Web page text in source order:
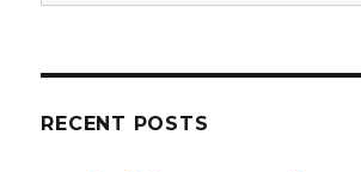
RECENT POSTS